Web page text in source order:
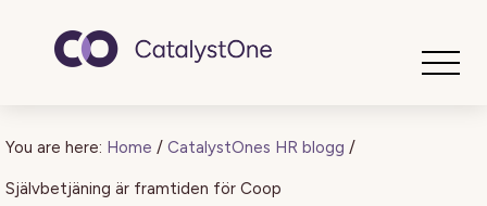
You are here: Home / CatalystOnes HR blogg /
Självbetjäning är framtiden för Coop